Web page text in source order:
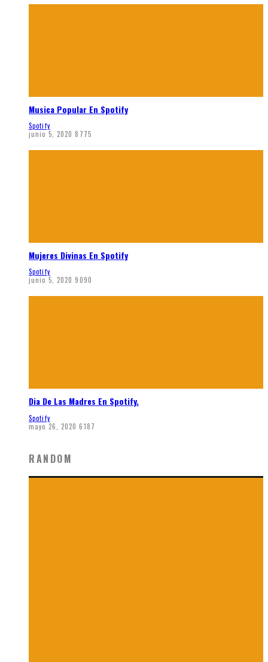
Musica Popular En Spotify
Spotify
junio 5, 2020 8775
Mujeres Divinas En Spotify
Spotify
junio 5, 2020 9090
Dia De Las Madres En Spotify.
Spotify
mayo 26, 2020 6187
RANDOM